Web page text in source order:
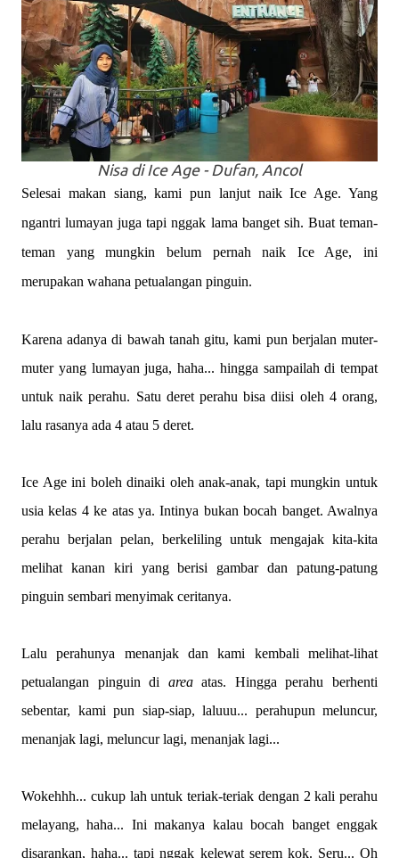
Nisa di Ice Age - Dufan, Ancol
Selesai makan siang, kami pun lanjut naik Ice Age. Yang
ngantri lumayan juga tapi nggak lama banget sih. Buat teman-
teman yang mungkin belum pernah naik Ice Age, ini
merupakan wahana petualangan pinguin.
Karena adanya di bawah tanah gitu, kami pun berjalan muter-
muter yang lumayan juga, haha... hingga sampailah di tempat
untuk naik perahu. Satu deret perahu bisa diisi oleh 4 orang,
lalu rasanya ada 4 atau 5 deret.
Ice Age ini boleh dinaiki oleh anak-anak, tapi mungkin untuk
usia kelas 4 ke atas ya. Intinya bukan bocah banget. Awalnya
perahu berjalan pelan, berkeliling untuk mengajak kita-kita
melihat kanan kiri yang berisi gambar dan patung-patung
pinguin sembari menyimak ceritanya.
Lalu perahunya menanjak dan kami kembali melihat-lihat
petualangan pinguin di areaatas. Hingga perahu berhenti
sebentar, kami pun siap-siap, laluuu... perahupun meluncur,
menanjak lagi, meluncur lagi, menanjak lagi...
Wokehhh... cukup lah untuk teriak-teriak dengan 2 kali perahu
melayang, haha... Ini makanya kalau bocah banget enggak
disarankan, haha... tapi nggak kelewat serem kok. Seru... Oh